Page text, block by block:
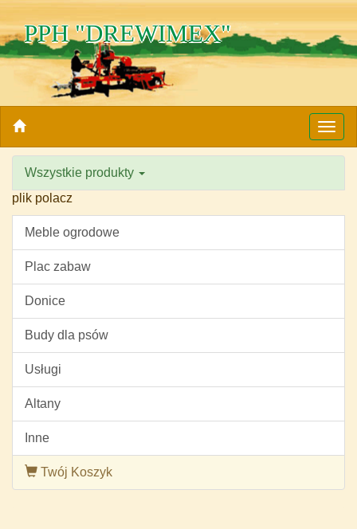
PPH "DREWIMEX"
Wszystkie produkty
plik polacz
Meble ogrodowe
Plac zabaw
Donice
Budy dla psów
Usługi
Altany
Inne
Twój Koszyk